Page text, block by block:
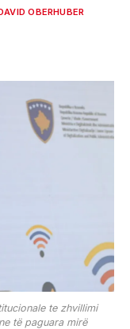
OBERHUBER
te zhvillimi
të paguara mirë